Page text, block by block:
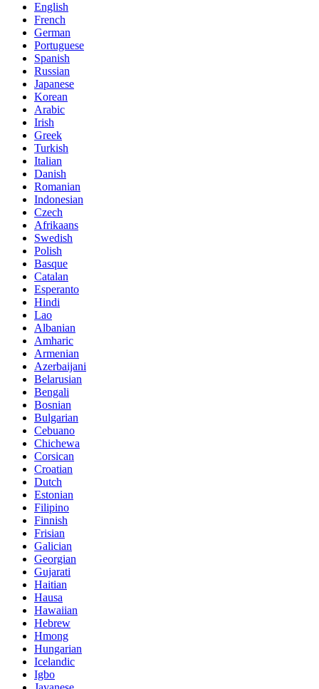
English
French
German
Portuguese
Spanish
Russian
Japanese
Korean
Arabic
Irish
Greek
Turkish
Italian
Danish
Romanian
Indonesian
Czech
Afrikaans
Swedish
Polish
Basque
Catalan
Esperanto
Hindi
Lao
Albanian
Amharic
Armenian
Azerbaijani
Belarusian
Bengali
Bosnian
Bulgarian
Cebuano
Chichewa
Corsican
Croatian
Dutch
Estonian
Filipino
Finnish
Frisian
Galician
Georgian
Gujarati
Haitian
Hausa
Hawaiian
Hebrew
Hmong
Hungarian
Icelandic
Igbo